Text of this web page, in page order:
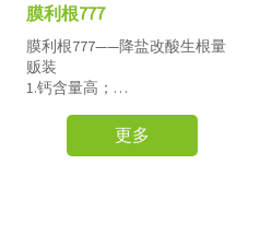
膜利根777
膜利根777——降盐改酸生根量
贩装
1.钙含量高；
侧根少、毛细根少等一系列根
部问题；
更多